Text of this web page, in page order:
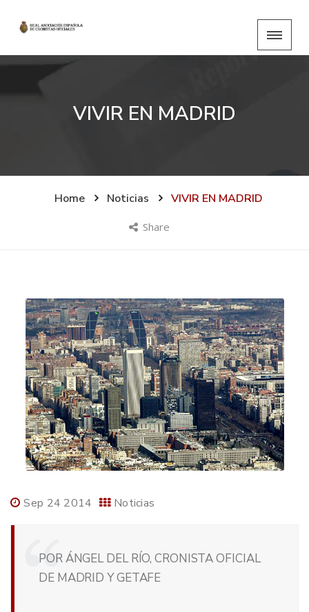
VIVIR EN MADRID
Home Noticias VIVIR EN MADRID
Share
Sep 24 2014 Noticias
POR ÁNGEL DEL RÍO, CRONISTA OFICIAL
DE MADRID Y GETAFE